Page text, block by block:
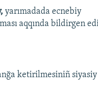
yarımadada ecnebiy
aqqında bildirgen
ketirilmesiniñ siyasiy